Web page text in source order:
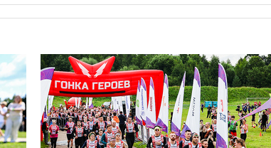
согласовал первый стандарт
исламского банкинга
«Интервидения»
подтвердили, что конкурс
пройдет в Саудовской Аравии
вчера, 21:35Машков: в РФ
подготовили концепцию
развития театрального
искусства до 2035 года